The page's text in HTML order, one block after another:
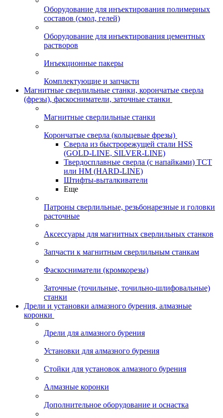
Оборудование для инъектирования полимерных
составов (смол, гелей)
Оборудование для инъектирования цементных
растворов
Инъекционные пакеры
Комплектующие и запчасти
Магнитные сверлильные станки, корончатые сверла
(фрезы), фаскосниматели, заточные станки
Магнитные сверлильные станки
Корончатые сверла (кольцевые фрезы)
Сверла из быстрорежущей стали HSS
(GOLD-LINE, SILVER-LINE)
Твердосплавные сверла (с напайками) ТСТ
или HM (HARD-LINE)
Штифты-выталкиватели
Еще
Патроны сверлильные, резьбонарезные и головки
расточные
Аксессуары для магнитных сверлильных станков
Запчасти к магнитным сверлильным станкам
Фаскосниматели (кромкорезы)
Заточные (точильные, точильно-шлифовальные)
станки
Дрели и установки алмазного бурения, алмазные
коронки
Дрели для алмазного бурения
Установки для алмазного бурения
Стойки для установок алмазного бурения
Алмазные коронки
Дополнительное оборудование и оснастка